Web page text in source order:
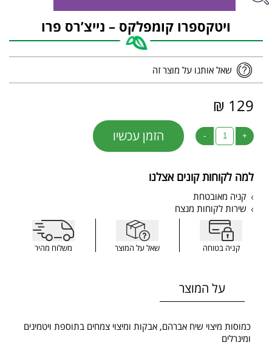
ויטקספרו קומפלקס – נייצ’רס פרו
שאל אותנו על מוצר זה
129 ₪
+
- הזמן עכשיו
למה לקוחות קונים אצלנו
קניה מאובטחת
שירות לקוחות מנצח
קניה בטוחה שאל על המוצר משלוח מהיר
על המוצר
כמוסות מיצוי שיח אברהם, אבקות ומיצוי צמחים בתוספת ויטמינים
ומינרלים